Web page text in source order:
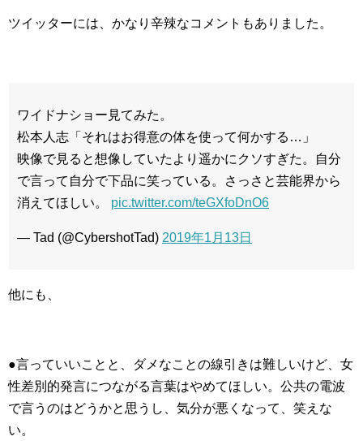
ツイッターには、かなり辛辣なコメントもありました。
ワイドナショー見てみた。
松本人志「それはお得意の体を使って何かする…」
映像で見ると想像していたより遥かにクソすぎた。自分
で言って自分で下品に笑っている。さっさと芸能界から
消えてほしい。 pic.twitter.com/teGXfoDnO6
— Tad (@CybershotTad) 2019年1月13日
他にも、
●言っていいことと、ダメなことの線引きは難しいけど、女
性差別的発言につながる言葉はやめてほしい。公共の電波
で言うのはどうかと思うし、気分が悪くなって、笑えな
い。